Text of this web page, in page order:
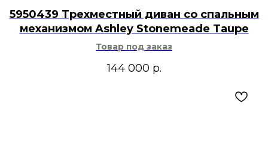
5950439 Трехместный диван со спальным
механизмом Ashley Stonemeade Taupe
Товар под заказ
144 000 р.